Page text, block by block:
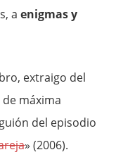
aenigmas y
extraigo del
máxima
del episodio
» (2006).